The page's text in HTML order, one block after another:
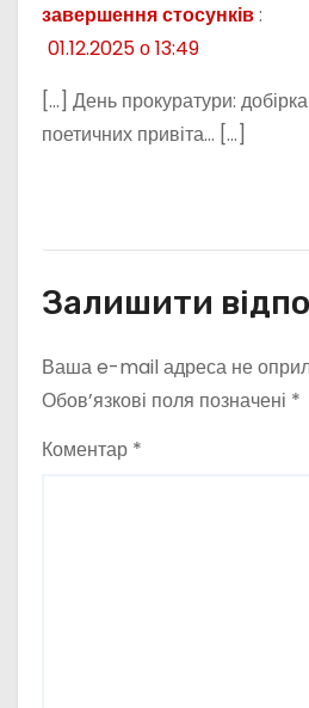
завершення стосунків:
01.12.2025 о 13:49
[…] День прокуратури:
поетичних привіта… […]
Залишити
Ваша e-mail адреса не
Обов’язкові поля позначені *
Коментар *